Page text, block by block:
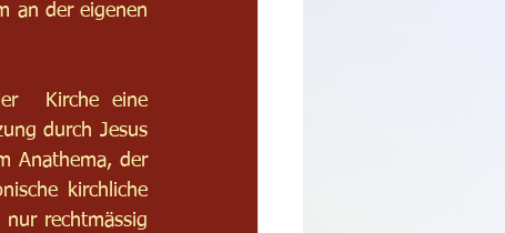
an der eigenen
Kirche eine
durch Jesus
Anathema, der
kirchliche
rechtmässig